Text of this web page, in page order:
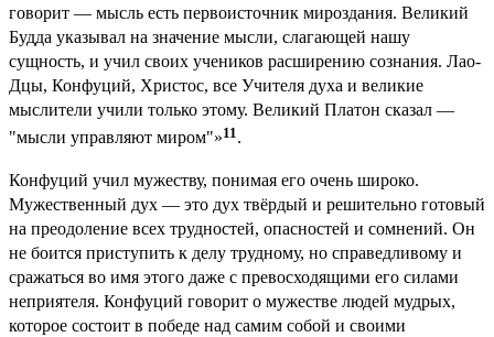
говорит — мысль есть первоисточник мироздания. Великий
Будда указывал на значение мысли, слагающей нашу
сущность, и учил своих учеников расширению сознания. Лао-
Дцы, Конфуций, Христос, все Учителя духа и великие
мыслители учили только этому. Великий Платон сказал —
"мысли управляют миром"»11 .
Конфуций учил мужеству, понимая его очень широко.
Мужественный дух — это дух твёрдый и решительно готовый
на преодоление всех трудностей, опасностей и сомнений. Он
не боится приступить к делу трудному, но справедливому и
сражаться во имя этого даже с превосходящими его силами
неприятеля. Конфуций говорит о мужестве людей мудрых,
которое состоит в победе над самим собой и своими